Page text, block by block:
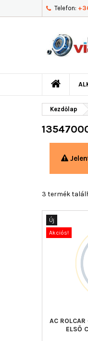
Telefon:
Kezdőlap
3 termék
Új
Akciós!
AC
ELSŐ